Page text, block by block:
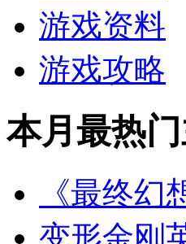
游戏资料
游戏攻略
本月最热
《最终
变形金刚